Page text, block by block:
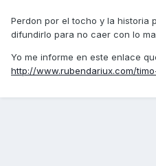
Perdon por el tocho y la historia
difundirlo para no caer con lo
Yo me informe en este enlace
http://www.rubendariux.com/